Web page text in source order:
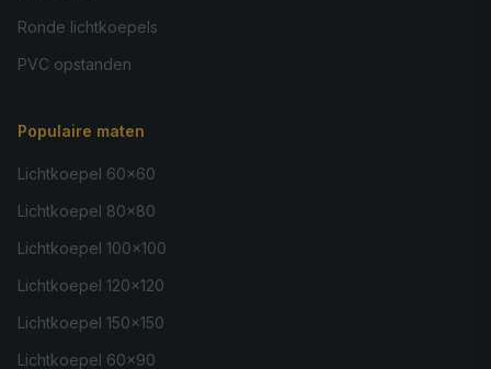
Ronde lichtkoepels
PVC opstanden
Populaire maten
Lichtkoepel 60×60
Lichtkoepel 80×80
Lichtkoepel 100×100
Lichtkoepel 120×120
Lichtkoepel 150×150
Lichtkoepel 60×90